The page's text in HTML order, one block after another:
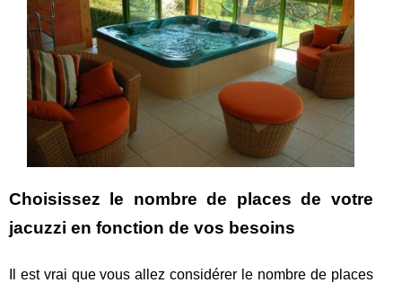
Choisissez le nombre de places de votre
jacuzzi en fonction de vos besoins
Il est vrai que vous allez considérer le nombre de places